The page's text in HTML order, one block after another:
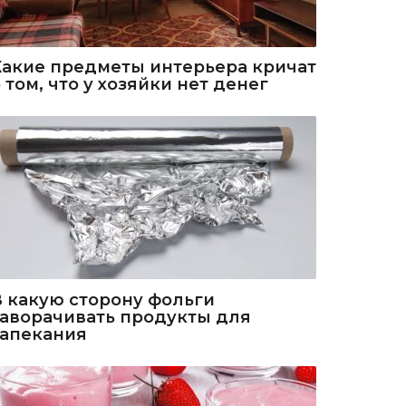
предметы интерьера кричат
том, что у хозяйки нет денег
какую сторону фольги
продукты для